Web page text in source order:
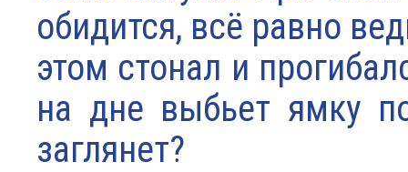
обидится, всё равно
этом стонал и
на дне выбьет ямку
заглянет?